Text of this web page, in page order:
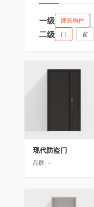
一级 建筑构件
二级 门 窗
收藏
现代防盗门
品牌: -
收藏